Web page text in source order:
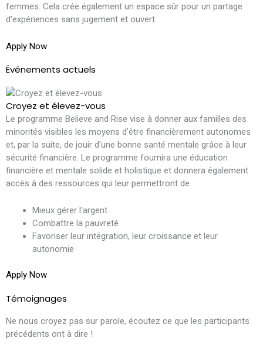
femmes. Cela crée également un espace sûr pour un partage
d'expériences sans jugement et ouvert.
Apply Now
Événements actuels
Croyez et élevez-vous
Le programme Believe and Rise vise à donner aux familles des
minorités visibles les moyens d'être financièrement autonomes
et, par la suite, de jouir d'une bonne santé mentale grâce à leur
sécurité financière. Le programme fournira une éducation
financière et mentale solide et holistique et donnera également
accès à des ressources qui leur permettront de :
Mieux gérer l'argent
Combattre la pauvreté
Favoriser leur intégration, leur croissance et leur
autonomie
Apply Now
Témoignages
Ne nous croyez pas sur parole, écoutez ce que les participants
précédents ont à dire !